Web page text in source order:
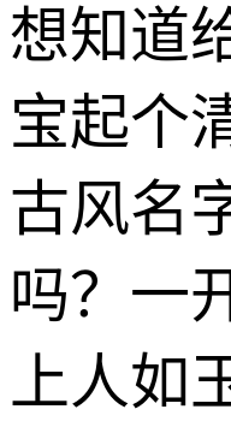
想知道
宝起个
古风名
吗？一
上人如